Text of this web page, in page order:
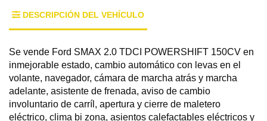
DESCRIPCIÓN DEL VEHÍCULO
Se vende Ford SMAX 2.0 TDCI POWERSHIFT 150CV en
inmejorable estado, cambio automático con levas en el
volante, navegador, cámara de marcha atrás y marcha
adelante, asistente de frenada, aviso de cambio
involuntario de carríl, apertura y cierre de maletero
eléctrico, clima bi zona, asientos calefactables eléctricos y